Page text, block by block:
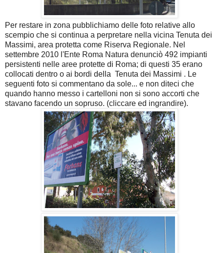
Per restare in zona pubblichiamo delle foto relative allo
scempio che si continua a perpretare nella vicina Tenuta dei
Massimi, area protetta come Riserva Regionale. Nel
settembre 2010 l'Ente Roma Natura denunciò 492 impianti
persistenti nelle aree protette di Roma; di questi 35 erano
collocati dentro o ai bordi della Tenuta dei Massimi . Le
seguenti foto si commentano da sole... e non diteci che
quando hanno messo i cartelloni non si sono accorti che
stavano facendo un sopruso. (cliccare ed ingrandire).